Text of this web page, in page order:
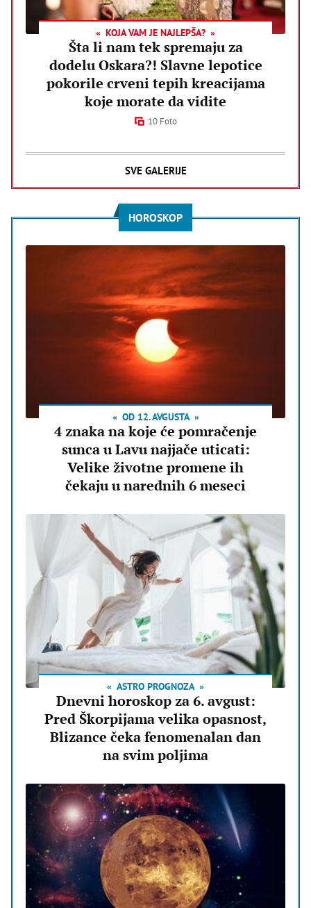
KOJA VAM JE NAJLEPŠA?
Šta li nam tek spremaju za
dodelu Oskara?! Slavne lepotice
pokorile crveni tepih kreacijama
koje morate da vidite
10 Foto
SVE GALERIJE
HOROSKOP
OD 12. AVGUSTA
4 znaka na koje će pomračenje
sunca u Lavu najjače uticati:
Velike životne promene ih
čekaju u narednih 6 meseci
ASTRO PROGNOZA
Dnevni horoskop za 6. avgust:
Pred Škorpijama velika opasnost,
Blizance čeka fenomenalan dan
na svim poljima